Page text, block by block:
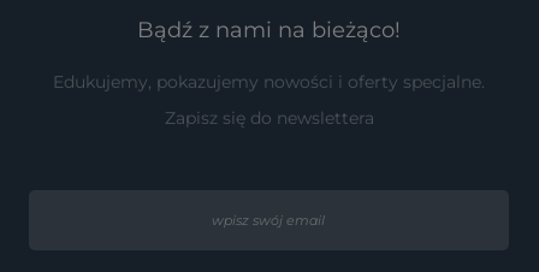
Bądź z nami na bieżąco!
Edukujemy, pokazujemy nowości i oferty specjalne.
Zapisz się do newslettera